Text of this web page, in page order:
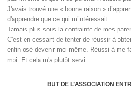
J'avais trouvé une « bonne raison »
d'apprendre que ce qui m’intéressait.
Jamais plus sous la contrainte de mes
C’est en cessant de tenter de réussir à
enfin osé devenir moi-même. Réussi à me
moi. Et cela m'a plutôt servi.
BUT DE L’ASSOCIATION